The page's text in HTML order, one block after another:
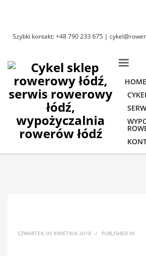
Szybki kontakt: +48 790 233 675 |
HOME
CZWARTEK, 05 KWIETNIA 2018 / PUBLISHED IN